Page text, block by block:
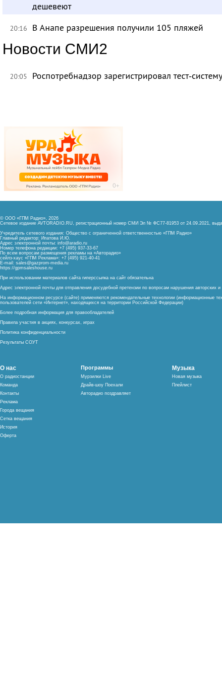
дешевеют
20:16 В Анапе разрешения получили 105 пляжей
Новости СМИ2
20:05 Роспотребнадзор зарегистрировал
© ООО «ГПМ Радио», 2026
Сетевое издание AVTORADIO.RU, регистрационный номер СМИ Эл № ФС77-81953 от 24.09.2021,
Учредитель сетевого издания: Общество с ограниченной ответственностью «ГПМ Радио»
Главный редактор: Ипатова И.Ю.
Адрес электронной почты: info@aradio.ru
Номер телефона редакции: +7 (495) 937-33-67
По всем вопросам размещения рекламы на «Авторадио»
сейлз-хаус «ГПМ Реклама»: +7 (495) 921-40-41
E-mail: sales@gazprom-media.ru
https://gpmsaleshouse.ru
При использовании материалов сайта гиперссылка на сайт обязательна
Адрес электронной почты для отправления досудебной претензии по вопросам нарушения авторских
На информационном ресурсе (сайте) применяются рекомендательные технологии (информационные
пользователей сети «Интернет», находящихся на территории Российской Федерации)
Более подробная информация для правообладателей
Правила участия в акциях, конкурсах, играх
Политика конфиденциальности
Результаты СОУТ
О нас
О радиостанции
Команда
Контакты
Реклама
Города вещания
Сетка вещания
История
Оферта
Программы
Мурзилки Live
Драйв-шоу Поехали
Авторадио поздравляет
Музыка
Новая музыка
Плейлист